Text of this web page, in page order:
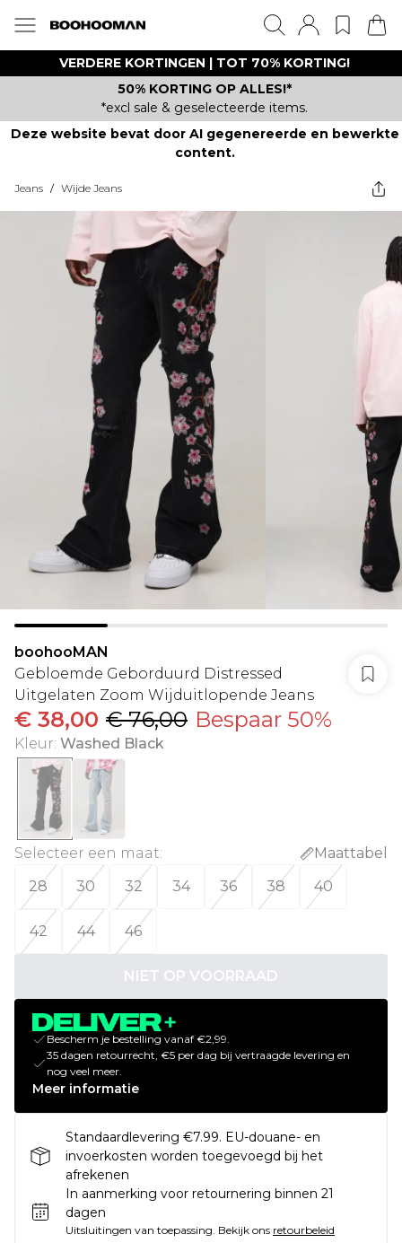
VERDERE KORTINGEN | TOT 70% KORTING!
50% KORTING OP ALLES!*
*excl sale & geselecteerde items.
Deze website bevat door AI gegenereerde en bewerkte
content.
Jeans / Wijde Jeans
boohooMAN
Gebloemde Geborduurd Distressed
Uitgelaten Zoom Wijduitlopende Jeans
€ 38,00 € 76,00 Bespaar 50%
Kleur: Washed Black
Selecteer een maat:
Maattabel
28
30 32 34 36 38 40
42 44 46
NIET OP VOORRAAD
Bescherm je bestelling vanaf €2,99.
35 dagen retourrecht, €5 per dag bij vertraagde levering en
nog veel meer.
Meer informatie
Standaardlevering €7.99. EU-douane- en
invoerkosten worden toegevoegd bij het
afrekenen
In aanmerking voor retournering binnen 21
dagen
Uitsluitingen van toepassing. Bekijk ons retourbeleid